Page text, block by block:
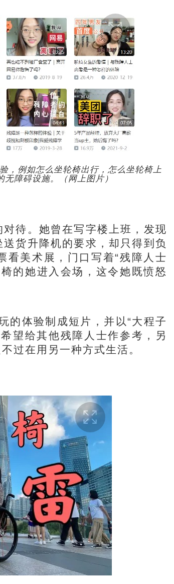
，例如怎么坐轮椅出行，怎么坐轮椅上
障碍设施。（网上图片）
待。她曾在写字楼上班，发现
货升降机的要求，却只得到负
看美术展，门口写着“残障人士
的她进入会场，这令她既愤怒
体验制成短片，并以“大程子
望给其他残障人士作参考，另
过在用另一种方式生活。